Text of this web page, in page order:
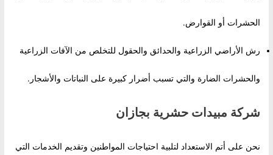
الحشرات أو القوارض.
رش الأراضي الزراعية والحدائق والحقول للتخلص من الآفات الزراعية
والحشرات الضارة والتي تسبب أضرار كبيرة على النباتات والأشجار.
شركة مبيدات حشرية بجازان
نحن على أتم الاستعداد لتلبية احتياجات المواطنين وتقديم الخدمات التي